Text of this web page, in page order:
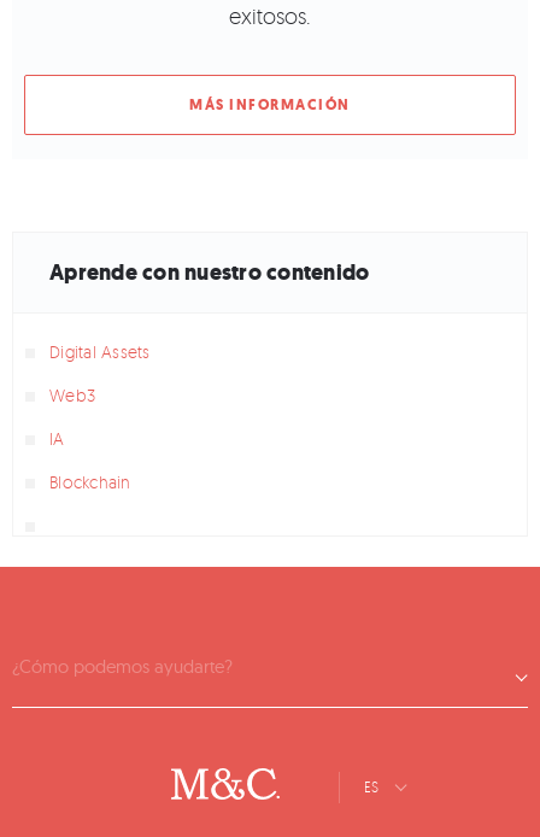
exitosos.
MÁS INFORMACIÓN
Aprende con nuestro contenido
Digital Assets
Web3
IA
Blockchain
¿Cómo podemos ayudarte?
ES